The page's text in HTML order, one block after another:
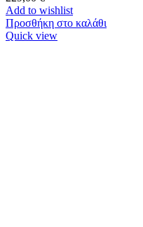
Add to wishlist
Προσθήκη στο καλάθι
Quick view